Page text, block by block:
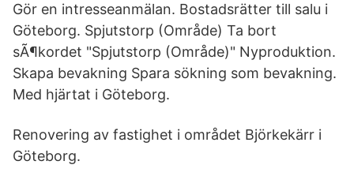
Gör en intresseanmälan. Bostadsrätter till salu i
Göteborg. Spjutstorp (Område) Ta bort
sÃ¶kordet "Spjutstorp (Område)" Nyproduktion.
Skapa bevakning Spara sökning som bevakning.
Med hjärtat i Göteborg.
Renovering av fastighet i området Björkekärr i
Göteborg.